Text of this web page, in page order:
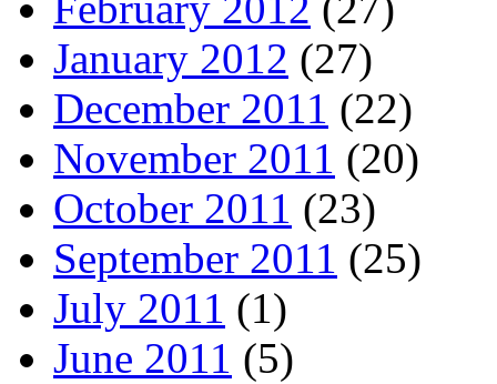
January 2012 (27)
December 2011 (22)
November 2011 (20)
October 2011 (23)
September 2011 (25)
July 2011 (1)
June 2011 (5)